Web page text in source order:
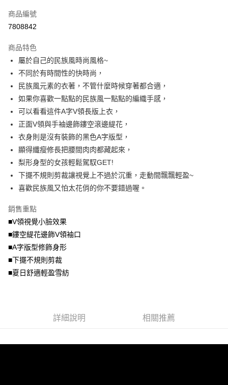
【大哥付你分期使用說明】
1.本服務由台灣大哥大提供，台灣大哥大用戶可立即使用無須另外申請。
流程，驗證手機門號後，選擇欲分期的期數、繳款截止日，確認付款後即完
成交易。
3.實際核准額度、可分期數及費用金額請依後續交易確認頁面所載為準。
4.訂單成立30分鐘內，如未前往確認交易或遇審核未通過，訂單將自動取
法說明評估內容。
【繳款方式說明】
1.分期款項不併入電信帳單，「大哥付你分期」於每月結算日後寄送繳費提
醒簡訊。
2.透過簡訊連結打開帳單後，可選擇「超商條碼／台灣大直營門市／銀行轉
帳／街口支付／iPASS MONEY」等通路繳費。
【注意事項】
1.本服務係由「台灣大哥大股份有限公司」（以下簡稱本公司）所提供，讓
用戶於交易時，得透過本服務購買商品或服務，並由商店將買賣／分期付款
2.基於同意付款使用「大哥付你分期」之契約關係目的，商店將以您的個人
由本公司與您本人進行分期帳單所需資料之確認、核對及更正。
3.完整用戶服務條款，請詳閱以下連結：
AFTEE先享後付
【關於「AFTEE先享後付」】
AFTEE先享後付是「在收到商品之後才付款」的支付方式。 讓您購物簡單
便利好安心！
１．簡單：不需註冊會員、不需綁卡、不需儲值。
２．便利：只要手機號碼，簡訊認證，即可結帳。
３．安心：先確認商品／服務後，再付款。
【「AFTEE先享後付」結帳流程】
１．於結帳方式選擇「AFTEE先享後付」後，將跳轉至「AFTEE先享後付」
結帳頁面，進行簡訊認證並確認金額後，即可完成結帳。
２．訂單成立數日內，您將收到繳費通知簡訊。
３．收到繳費通知簡訊後14天內，點擊此簡訊中的連結，可透過四大超商／
ATM／網路銀行／等多元方式進行付款，方視為交易完成。
※ 請注意：結帳手續完成當下不需立刻繳費，但若您需要取消訂單，請聯絡
購買商品的店家。未經商家同意取消之訂單仍視為有效，需透過AFTEE先享
後付繳納相關費用。
是否繳費成功／繳費後需取消欲退款等相關疑問，請聯繫「AFTEE先享後付
客戶支援中心」
【注意事項】
１．透過由恩沛科技股份有限公司提供之「AFTEE先享後付」服務完成之交
易，需依本服務之必要範圍內提供個人資料，並將交易相關給付款項請求債
權轉讓予恩沛科技股份有限公司。
２．關於個人資料處理事宜，請瀏覽以下網址：
https://aftee.tw/terms/#terms3
４．使用「AFTEE先享後付」時，將依據個別帳號之用戶狀況，依本公司即
時審查核予不同之上限額度；若仍有額度不足之情形，本公司將視審查結果
ATM付款
全家取貨付款
每筆NT$70，滿NT$699(含以上)免運費
付款後全家取貨
7-11取貨付款
每筆NT$70，滿NT$799(含以上)免運費
每筆NT$70，滿NT$699(含以上)免運費
宅配
商品編號
7808842
商品特色
屬於自己的民族風時尚風格~
不同於有時間性的快時尚，
民族風元素的衣著，不管什麼時候穿著都合適，
如果你喜歡一點點的民族風一點點的編織手感，
可以看看這件A字V領長版上衣，
正面V領與手袖邊飾鏤空滾邊緹花，
衣身則是沒有裝飾的黑色A字版型，
顯得纖瘦修長把腰間肉肉都藏起來，
梨形身型的女孩輕鬆駕馭GET!
下擺不規則剪裁讓視覺上不過於沉重，走動間飄飄輕盈~
喜歡民族風又怕太花俏的你不要錯過喔。
銷售重點
■V領視覺小臉效果
■鏤空緹花邊飾V領袖口
■A字版型修飾身形
■下擺不規則剪裁
■夏日舒適輕盈雪紡
詳細說明 相關推薦